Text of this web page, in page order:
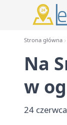
Strona główna
Na
w
24